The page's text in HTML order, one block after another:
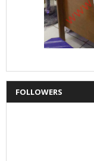
FOLLOWERS